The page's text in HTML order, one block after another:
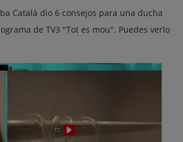
Català dio 6 consejos para una ducha
de TV3 "Tot es mou". Puedes verlo